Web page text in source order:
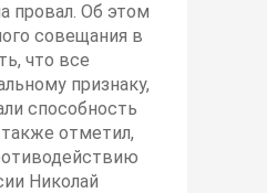
провал. Об этом
совещания в
что все
признаку,
способность
отметил,
Николай